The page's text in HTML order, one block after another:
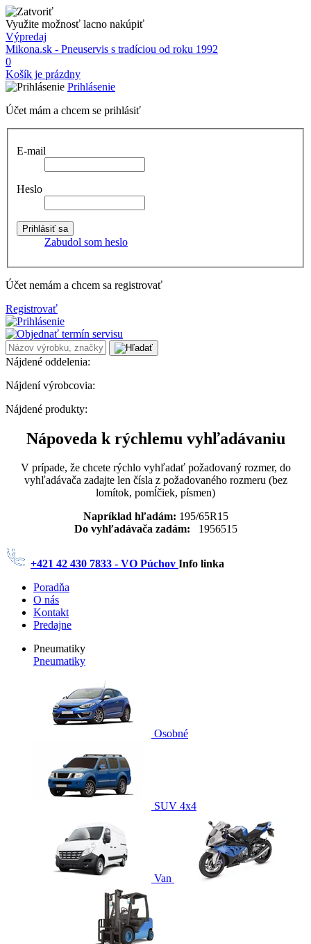
Využite možnosť lacno nakúpiť
Výpredaj
Mikona.sk - Pneuservis s tradíciou od roku 1992
0
Košík je prázdny
Prihlásenie
Účet mám a chcem se prihlásiť
E-mail
Heslo
Zabudol som heslo
Účet nemám a chcem sa registrovať
Registrovať
Nájdené oddelenia:
Nájdení výrobcovia:
Nájdené produkty:
Nápoveda k rýchlemu vyhľadávaniu
V prípade, že chcete rýchlo vyhľadať požadovaný rozmer, do
vyhľadávača zadajte len čísla z požadovaného rozmeru (bez
lomítok, pomĺčiek, písmen)
Napríklad hľadám: 195/65R15
Do vyhľadávača zadám: 1956515
+421 42 430 7833 - VO Púchov Info linka
Poradňa
O nás
Kontakt
Predajne
Pneumatiky
Pneumatiky
Osobné
SUV 4x4
Van